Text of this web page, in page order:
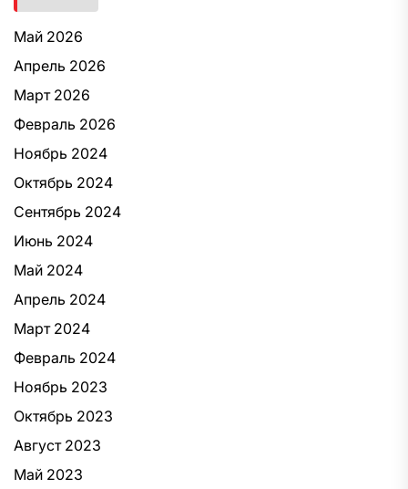
Май 2026
Апрель 2026
Март 2026
Февраль 2026
Ноябрь 2024
Октябрь 2024
Сентябрь 2024
Июнь 2024
Май 2024
Апрель 2024
Март 2024
Февраль 2024
Ноябрь 2023
Октябрь 2023
Август 2023
Май 2023